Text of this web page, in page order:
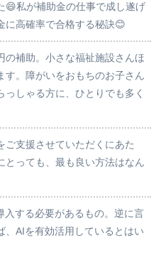
😄私が補助金の仕事で成し遂げ
に高確率で合格する秘訣😊
の補助。小さな福祉施設さんほ
す。障がいをおもちのお子さん
しゃる方に、ひとりでも多く
ご支援させていただくにあた
とっても、最も良い方法はなん
入する必要があるもの。逆に言
、AIを有効活用しているとはい